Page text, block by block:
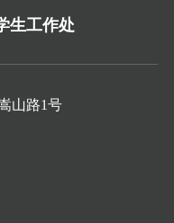
生工作处
山路1号